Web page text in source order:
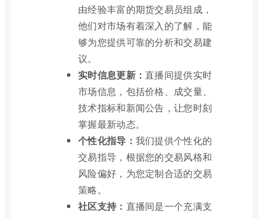
由经验丰富的期货交易员组成，
他们对市场有着深入的了解，能
够为您提供可靠的分析和交易建
议。
实时信息更新： 直播间提供实时
市场信息，包括价格、成交量、
技术指标和新闻公告，让您时刻
掌握最新动态。
个性化指导： 我们提供个性化的
交易指导，根据您的交易风格和
风险偏好，为您定制合适的交易
策略。
社区支持： 直播间是一个充满支